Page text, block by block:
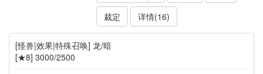
裁定
详情(16)
[怪兽|效果|特殊召唤] 龙/暗
[★8] 3000/2500